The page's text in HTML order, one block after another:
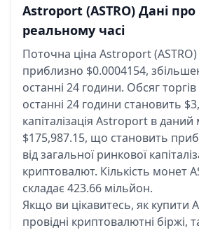
Astroport (ASTRO) Дані про
реальному часі
Поточна ціна Astroport
приблизно $0.0004154,
останні 24 години. Обсяг торгів
останні 24 години становить
капіталізація Astroport в
$175,987.15, що становить
від загальної ринкової
криптовалют. Кількість монет
складає 423.66 мільйон.
Якщо ви цікавитесь, як купити
провідні криптовалютні біржі,